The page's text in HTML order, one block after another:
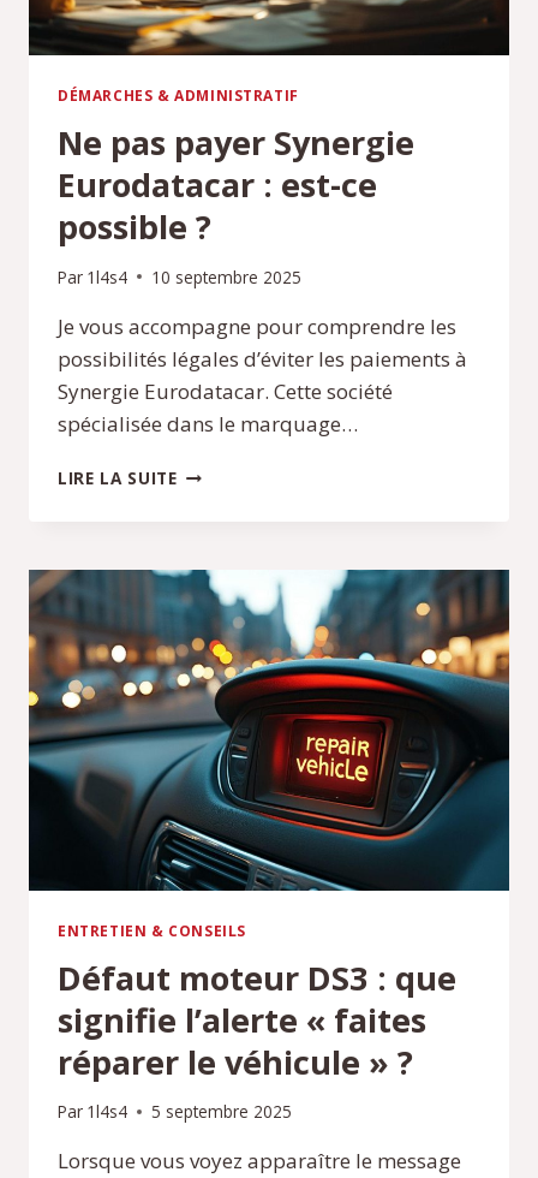
DÉMARCHES & ADMINISTRATIF
Ne pas payer Synergie
Eurodatacar : est-ce
possible ?
Par 1l4s4 10 septembre 2025
Je vous accompagne pour comprendre les
possibilités légales d’éviter les paiements à
Synergie Eurodatacar. Cette société
spécialisée dans le marquage…
LIRE LA SUITENE
EURODATACAR
:
EST-
CE
POSSIBLE
?
ENTRETIEN & CONSEILS
Défaut moteur DS3 : que
signifie l’alerte « faites
réparer le véhicule » ?
Par 1l4s4 5 septembre 2025
Lorsque vous voyez apparaître le message